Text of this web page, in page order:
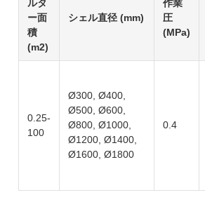
ルタ
ー面
積
(m2)
シェル直径 (mm)
作業
圧
(MPa)
0.25-
100
Ø300, Ø400,
Ø500, Ø600,
Ø800, Ø1000,
Ø1200, Ø1400,
Ø1600, Ø1800
0.4